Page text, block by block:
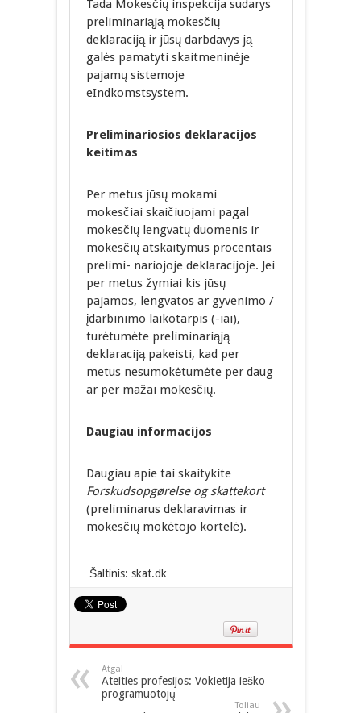
Tada Mokesčių inspekcija sudarys
preliminariąją mokesčių
deklaraciją ir jūsų darbdavys ją
galės pamatyti skaitmeninėje
pajamų sistemoje
eIndkomstsystem.
Preliminariosios deklaracijos
keitimas
Per metus jūsų mokami
mokesčiai skaičiuojami pagal
mokesčių lengvatų duomenis ir
mokesčių atskaitymus procentais
prelimi- nariojoje deklaracijoje. Jei
per metus žymiai kis jūsų
pajamos, lengvatos ar gyvenimo /
įdarbinimo laikotarpis (-iai),
turėtumėte preliminariąją
deklaraciją pakeisti, kad per
metus nesumokėtumėte per daug
ar per mažai mokesčių.
Daugiau informacijos
Daugiau apie tai skaitykite
Forskudsopgørelse og skattekort
(preliminarus deklaravimas ir
mokesčių mokėtojo kortelė).
Šaltinis: skat.dk
Atgal
Ateities profesijos: Vokietija ieško
programuotojų
Toliau